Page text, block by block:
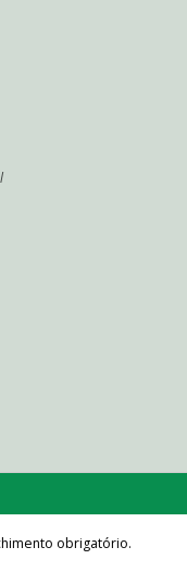
obrigatório.